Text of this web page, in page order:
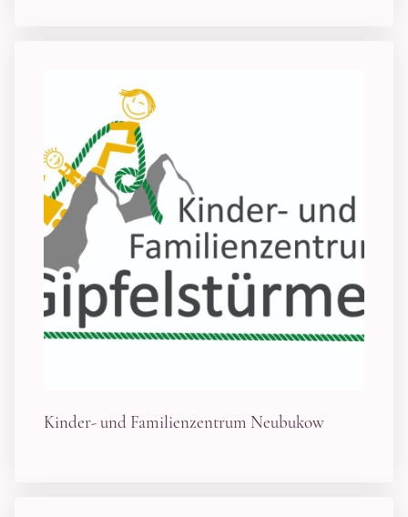
Kinder- und Familienzentrum Neubukow